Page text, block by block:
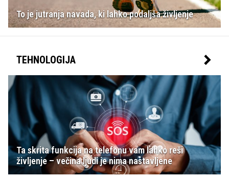
To je jutranja navada, ki lahko podaljša življenje
TEHNOLOGIJA
Ta skrita funkcija na telefonu vam lahko reši
življenje – večina ljudi je nima nastavljene